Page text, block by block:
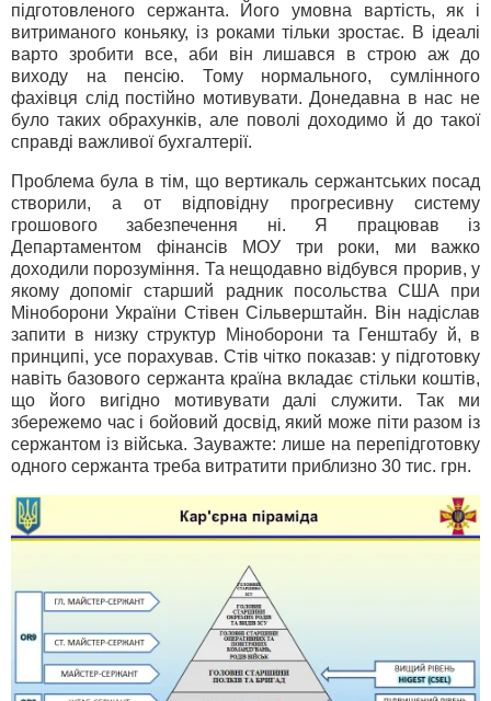
підготовленого сержанта. Його умовна вартість, як і
витриманого коньяку, із роками тільки зростає. В ідеалі
варто зробити все, аби він лишався в строю аж до
виходу на пенсію. Тому нормального, сумлінного
фахівця слід постійно мотивувати. Донедавна в нас не
було таких обрахунків, але поволі доходимо й до такої
справді важливої бухгалтерії.
Проблема була в тім, що вертикаль сержантських посад
створили, а от відповідну прогресивну систему
грошового забезпечення ні. Я працював із
Департаментом фінансів МОУ три роки, ми важко
доходили порозуміння. Та нещодавно відбувся прорив, у
якому допоміг старший радник посольства США при
Міноборони України Стівен Сільверштайн. Він надіслав
запити в низку структур Міноборони та Генштабу й, в
принципі, усе порахував. Стів чітко показав: у підготовку
навіть базового сержанта країна вкладає стільки коштів,
що його вигідно мотивувати далі служити. Так ми
збережемо час і бойовий досвід, який може піти разом із
сержантом із війська. Зауважте: лише на перепідготовку
одного сержанта треба витратити приблизно 30 тис. грн.